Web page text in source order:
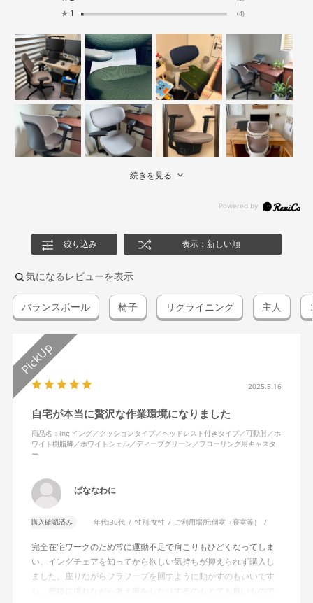
★ 1 (4)
続きを見る
絞り込み 表示：新しい順
気になるレビューを表示
バランスボール 椅子 リクライニング 主人
2025.5.16
自宅が本当に贅沢な作業環境になりました
商品名：ing イング／クッションタイプ／ヘッドレスト付きタイプ／可動肘／ホ
ワイト樹脂脚／ホワイトシェル／ディープグリーン／フローリング用キャスタ
ー
ばななわに
購入確認済み 年代:30代 性別:女性 ご利用場所:個室（寝室等）
完全在宅ワークのため常に運動不足で肩こりもひどくなってしま
い、イングチェアを知ってから欲しい気持ちが抑えられず購入し
ました。座りながらフラフープを回すように動かすのもいいです
し、前後に揺れながら考え事をしたりするのもとても良いもので